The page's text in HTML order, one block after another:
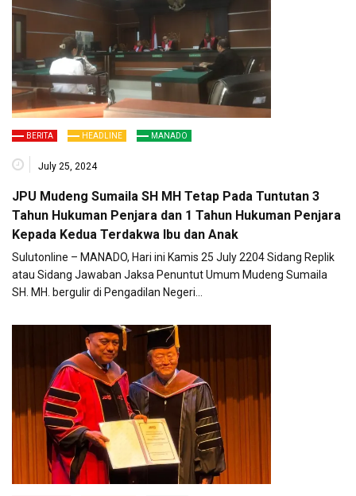
BERITA HEADLINE MANADO
July 25, 2024
JPU Mudeng Sumaila SH MH Tetap Pada Tuntutan 3
Tahun Hukuman Penjara dan 1 Tahun Hukuman Penjara
Kepada Kedua Terdakwa Ibu dan Anak
Sulutonline – MANADO, Hari ini Kamis 25 July 2204 Sidang Replik
atau Sidang Jawaban Jaksa Penuntut Umum Mudeng Sumaila
SH. MH. bergulir di Pengadilan Negeri…